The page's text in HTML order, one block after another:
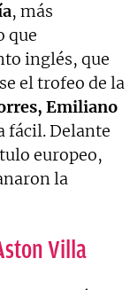
, más
que
inglés, que
el trofeo de la
Emiliano
fácil. Delante
europeo,
la
Villa